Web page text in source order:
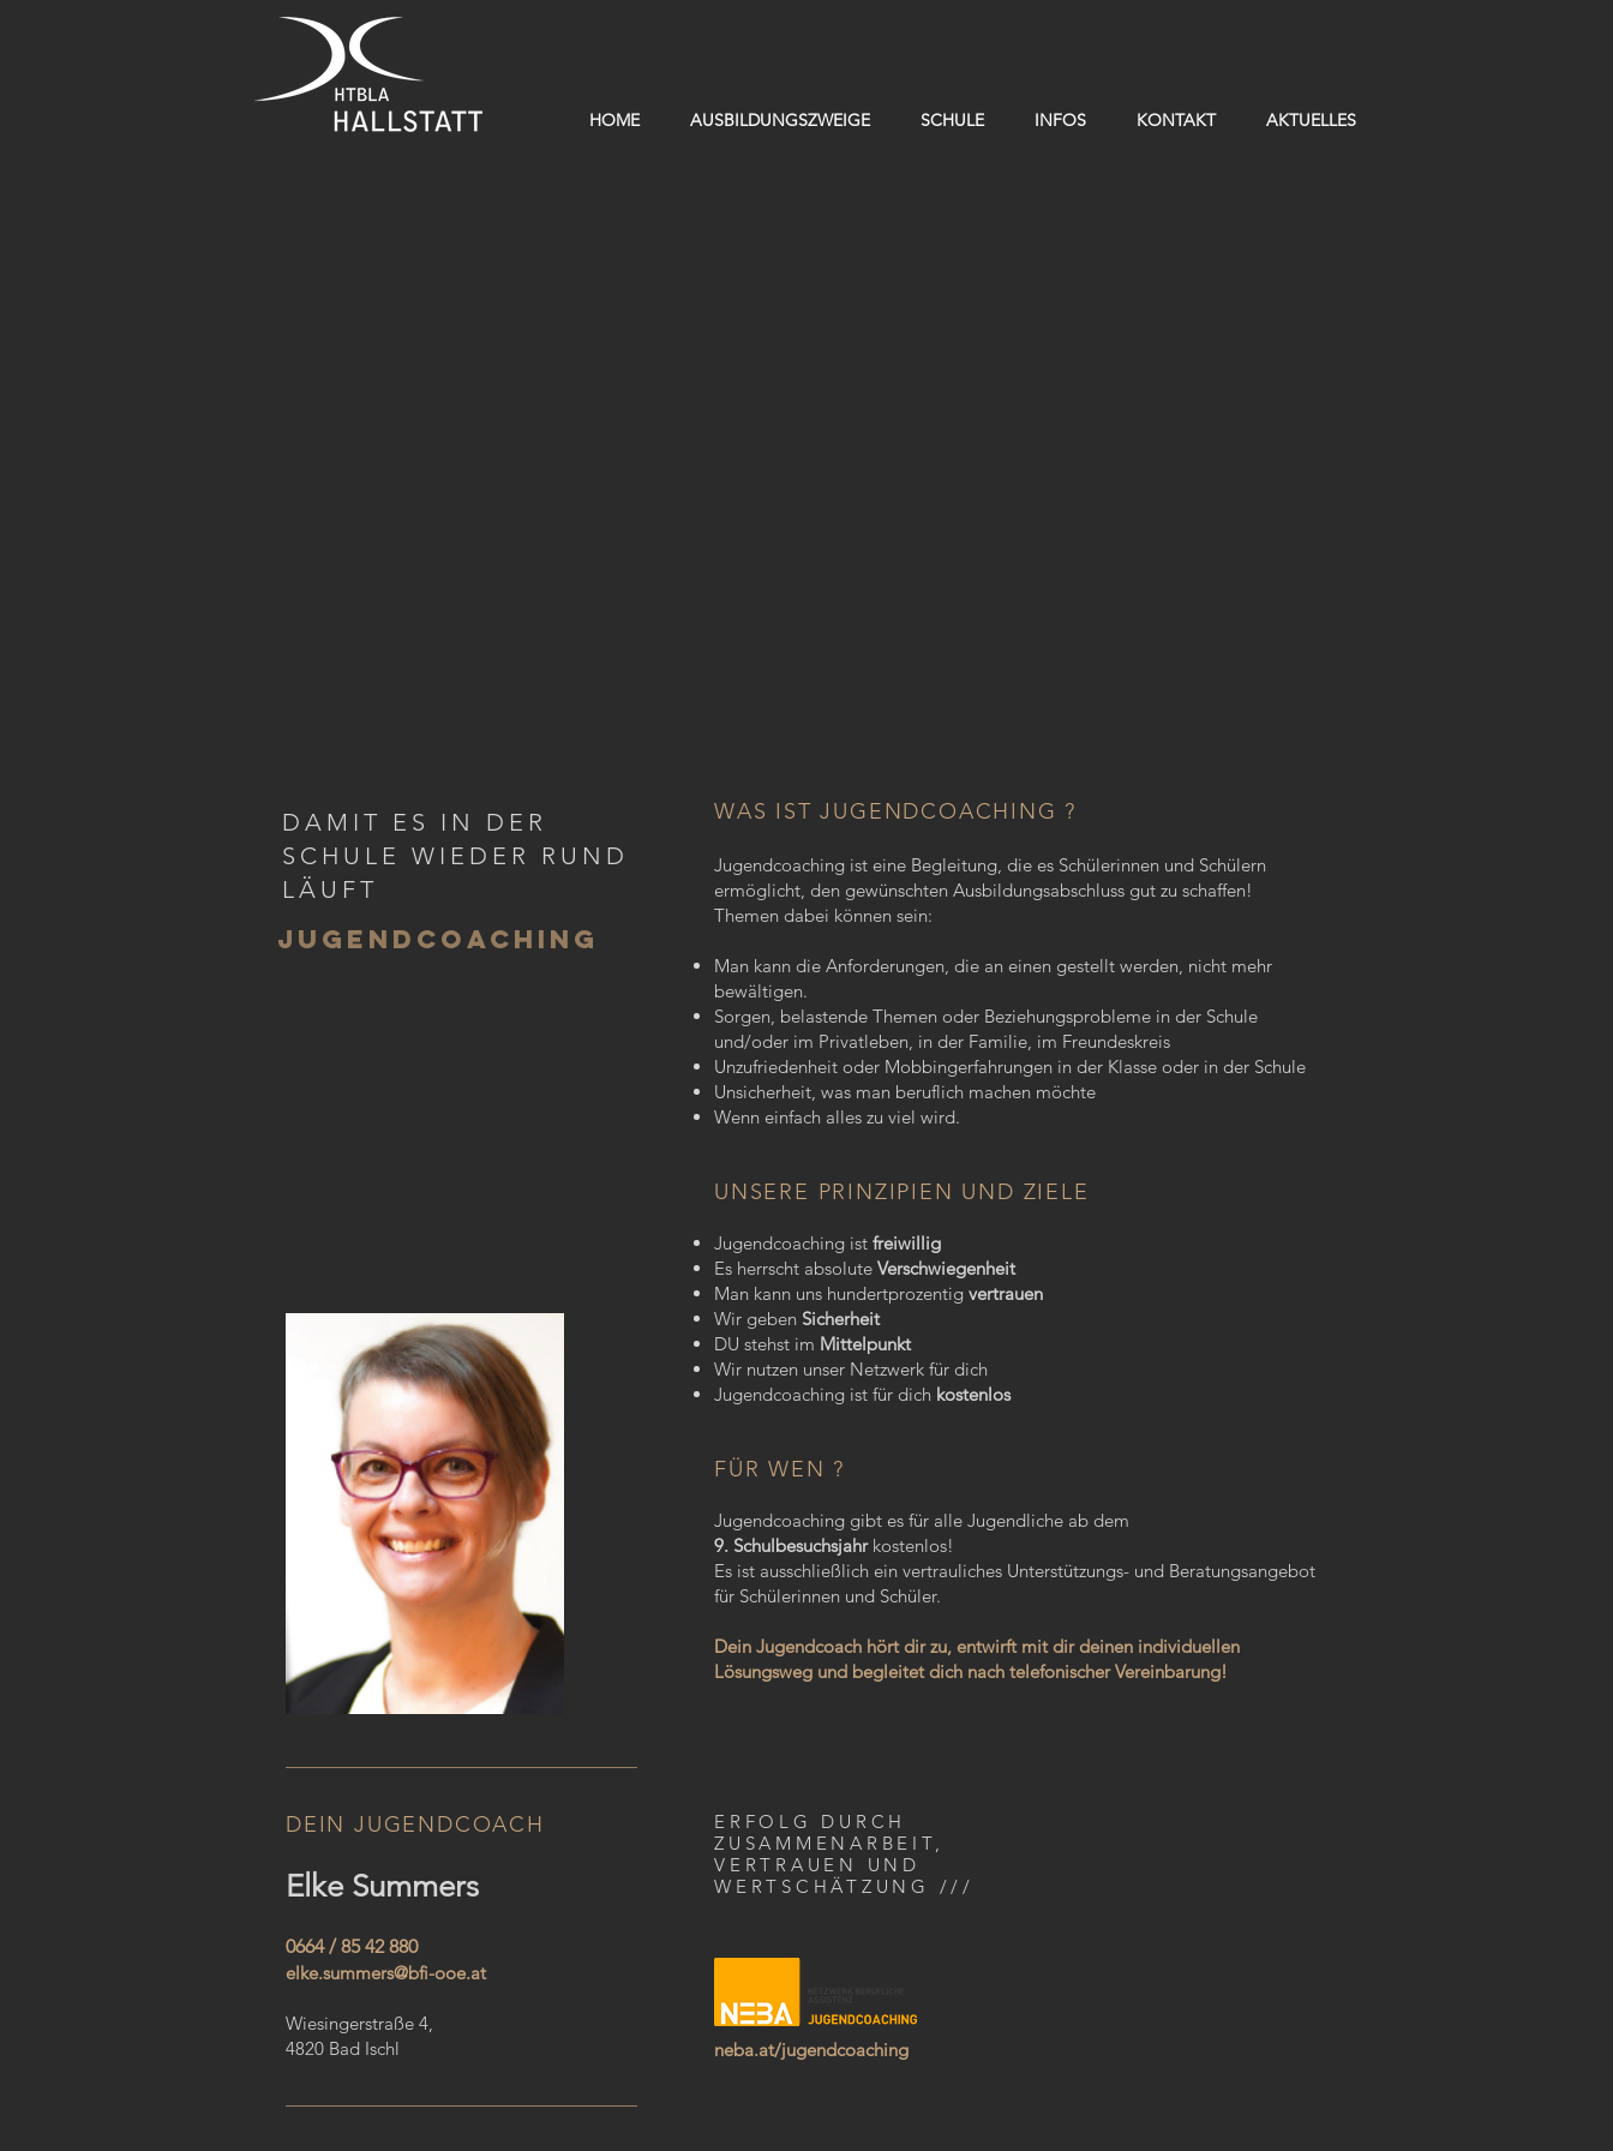
HOME AUSBILDUNGSZWEIGE SCHULE INFOS KONTAKT AKTUELLES
JUGENDCOACHING
DAMIT ES IN DER
SCHULE WIEDER RUND
LÄUFT
WAS IST JUGENDCOACHING ?
Jugendcoaching ist eine Begleitung, die es Schülerinnen und Schülern
ermöglicht, den gewünschten Ausbildungsabschluss gut zu schaffen!
Themen dabei können sein:
Man kann die Anforderungen, die an einen gestellt werden, nicht mehr
bewältigen.
Sorgen, belastende Themen oder Beziehungsprobleme in der Schule
und/oder im Privatleben, in der Familie, im Freundeskreis
Unzufriedenheit oder Mobbingerfahrungen in der Klasse oder in der Schule
Unsicherheit, was man beruflich machen möchte
Wenn einfach alles zu viel wird.
UNSERE PRINZIPIEN UND ZIELE
Jugendcoaching ist freiwillig
Es herrscht absolute Verschwiegenheit
Man kann uns hundertprozentig vertrauen
Wir geben Sicherheit
DU stehst im Mittelpunkt
Wir nutzen unser Netzwerk für dich
Jugendcoaching ist für dich kostenlos
FÜR WEN ?
Jugendcoaching gibt es für alle Jugendliche ab dem
9. Schulbesuchsjahrkostenlos!
Es ist ausschließlich ein vertrauliches Unterstützungs- und Beratungsangebot
für Schülerinnen und Schüler.
Dein Jugendcoach hört dir zu, entwirft mit dir deinen individuellen
Lösungsweg und begleitet dich nach telefonischer Vereinbarung!
DEIN JUGENDCOACH
Elke Summers
0664 / 85 42 880
elke.summers@bfi-ooe.at
Wiesingerstraße 4,
4820 Bad Ischl
ERFOLG DURCH
ZUSAMMENARBEIT,
VERTRAUEN UND
WERTSCHÄTZUNG ///
neba.at/jugendcoaching